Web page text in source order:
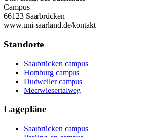
Campus
66123 Saarbrücken
www.uni-saarland.de/kontakt
Standorte
Saarbrücken campus
Homburg campus
Dudweiler campus
Meerwiesertalweg
Lagepläne
Saarbrücken campus